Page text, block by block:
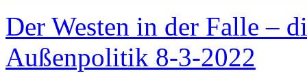
Der Westen in der Falle –
Außenpolitik 8-3-2022